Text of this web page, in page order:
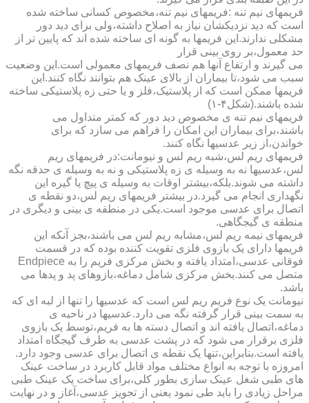
فریمهای نیم تنه :فریمهای نیم تنه،مخصوص کسانی ساخته شده
است که دید نزدیکشان نیاز به اصلاح داشته،ولی برای دید دور
مشکلی ندارند.این فریمها به گونه ای ساخته شده اند که پایین تر از
حد معمول،بر روی بینی قرار
می گیرند و ارتفاع آنها هم نصف فریمهای معمولی است.این وضعیت
سبب می شود،تا بیماران از بالای عینک هم بتوانند نگاه کنند.این
فریمها ممکن است که از پلاستیک،فلز و یا حتی زه پلاستیکی ساخته
شده باشند.(شکل۴-۱)
فریمهای نیم تنه ی مخصوص دید دور که کمتر متداول می
باشند،برای بیماران این امکان را فراهم می سازد که برای
خواندن،از زیر عدسیها نگاه کنند.
فریمهای ریم لس،شبه ریم لس و نیومانت:در فریمهای ریم
لس،عدسیها نه به وسیله ی زه پلاستیکی و نه به وسیله ی حدقه نگه
داشته می شوند.بلکه،بیشتر اوقات به وسیله ی پیچ یا گیره این
نگهداری انجام می گیرد.در بیشتر فریمهای ریم لس،دو نقطه ی
اتصال برای عدسی موجود است.یکی در منطقه ی بینی و دیگری در
منطقه ی گیجگاهی.
فریمهای نیمه ریم لس،مشابه ریم لس می باشند،بجز آنکه این
فریمها دارای یک بازوی فلزی تقویت کننده بوده که در قسمت
فوقانی عدسی،امتداد یافته و بخش مرکزی فریم را به Endpiece
متصل می کنند.بخش مرکزی شامل دماغه،بازوهای پد و پدها می
باشد.
نیومانت یک نوع فریم ریم لس است که عدسیها را تنها از لبه ای که
به سمت بینی قرار گرفته نگه می دارد.عدسیها در ناحیه ی
دماغه،اتصال یافته اند و اتصال دسته ها به فریم،توسط یک بازوی
فلزی برقرار می شود که در پشت عدسی به طرف گیجگاه امتداد
یافته است.بنابراین،تنها یک نقطه ی اتصال برای عدسی وجود دارد.
امروزه با توجه به انواع مختلف مواد قابل کاربرد در ساخت عینک
های طبی شغل عینک سازی بطور کلی،برای ساخت یک عینک طبی
مراحل زیادی را باید طی نمود یعنی از تجویز عدسی،آغاز و در نهایت